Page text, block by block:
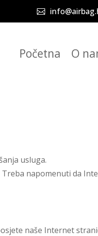

Početna O
usluga.
napomenuti da
naše Internet